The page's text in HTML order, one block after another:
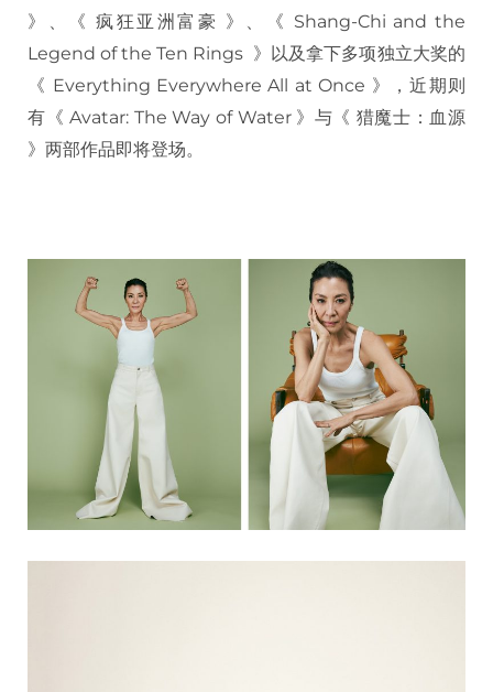
》、《 疯狂亚洲富豪 》、《 Shang-Chi and the
Legend of the Ten Rings 》以及拿下多项独立大奖的
《 Everything Everywhere All at Once 》，近期则
有《 Avatar: The Way of Water 》与《 猎魔士：血源
》两部作品即将登场。